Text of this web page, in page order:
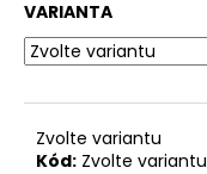
VARIANTA
Zvolte variantu
Kód: Zvolte variantu
D
p
o